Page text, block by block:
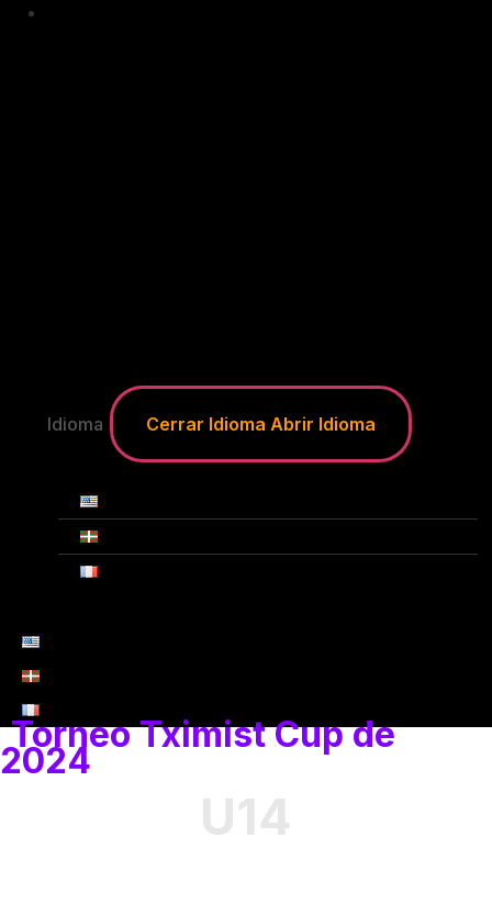
Idioma Cerrar Idioma Abrir Idioma
Torneo Tximist Cup de
2024
U14